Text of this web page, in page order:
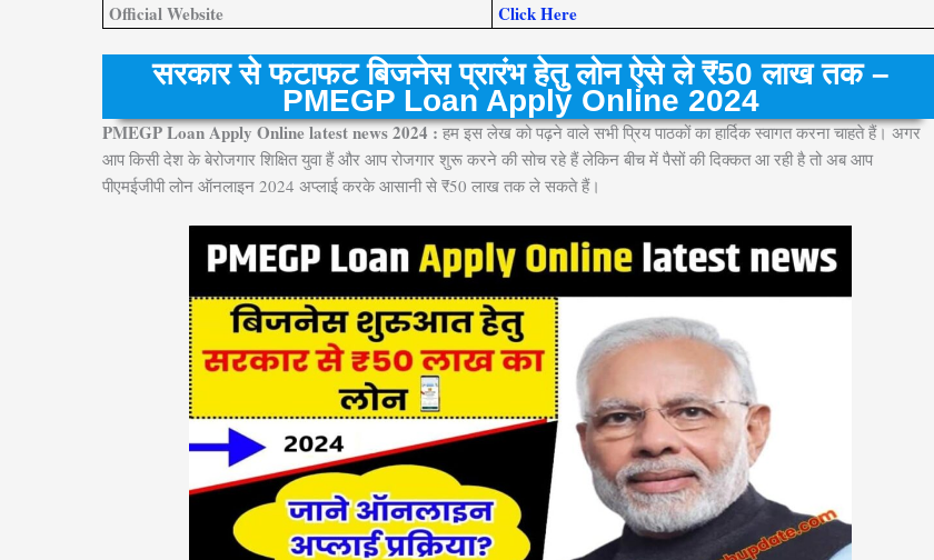
Official Website Click Here
सरकार से फटाफट बिजनेस प्रारंभ हेतु लोन ऐसे ले ₹50 लाख तक –
PMEGP Loan Apply Online 2024
PMEGP Loan Apply Online latest news 2024 :हम इस लेख को पढ़ने वाले सभी प्रिय पाठकों का हार्दिक स्वागत करना चाहते हैं। अगर
आप किसी देश के बेरोजगार शिक्षित युवा हैं और आप रोजगार शुरू करने की सोच रहे हैं लेकिन बीच में पैसों की दिक्कत आ रही है तो अब आप
पीएमईजीपी लोन ऑनलाइन 2024 अप्लाई करके आसानी से ₹50 लाख तक ले सकते हैं।